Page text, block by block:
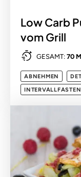
Low Carb
vom Grill
GESAMT: 70
ABNEHMEN
INTERVALLFASTEN